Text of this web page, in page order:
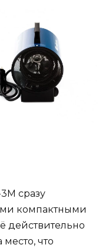
сразу
компактными
действительно
что